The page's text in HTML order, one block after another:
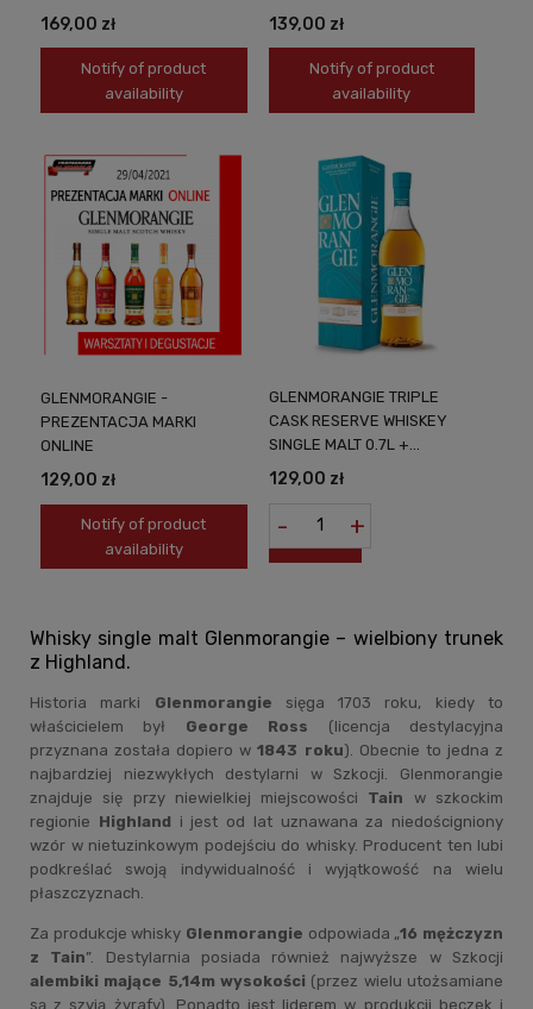
CLASSIC OF SCOTTISH
DISTILLING
169,00 zł
Notify of product
availability
139,00 zł
Notify of product
availability
GLENMORANGIE -
PREZENTACJA MARKI
ONLINE
129,00 zł
Notify of product
availability
GLENMORANGIE TRIPLE
CASK RESERVE WHISKEY
SINGLE MALT 0.7L +
PACKAGING QUALITY IN
129,00 zł
- +
Whisky single malt Glenmorangie – wielbiony trunek
z Highland.
Historia marki Glenmorangie sięga 1703 roku, kiedy to
właścicielem był George Ross (licencja destylacyjna
przyznana została dopiero w1843 roku). Obecnie to jedna z
najbardziej niezwykłych destylarni w Szkocji. Glenmorangie
znajduje się przy niewielkiej miejscowości Tain w szkockim
regionie Highland i jest od lat uznawana za niedościgniony
wzór w nietuzinkowym podejściu do whisky. Producent ten lubi
podkreślać swoją indywidualność i wyjątkowość na wielu
płaszczyznach.
Za produkcje whisky Glenmorangie odpowiada „16 mężczyzn
z Tain”. Destylarnia posiada również najwyższe w Szkocji
alembiki mające 5,14m wysokości (przez wielu utożsamiane
są z szyją żyrafy). Ponadto jest liderem w produkcji beczek i